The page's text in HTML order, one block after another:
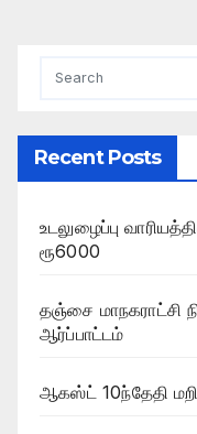
Recent Posts
உடலுழைப்பு
ரூ6000
தஞ்சை மாநகராட்சி
ஆர்ப்பாட்டம்
ஆகஸ்ட் 10ந்தேதி